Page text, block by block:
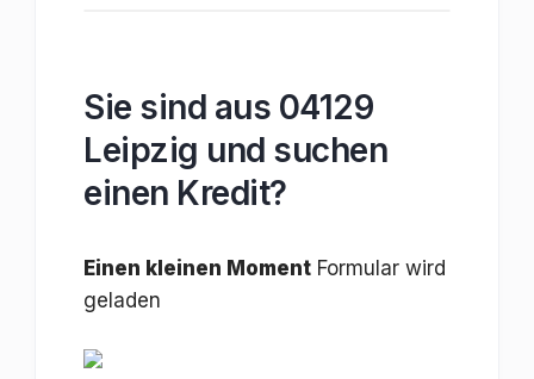
Sie sind aus 04129
Leipzig und suchen
einen Kredit?
Einen kleinen Moment Formular wird
geladen